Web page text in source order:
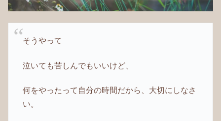
そうやって
泣いても苦しんでもいいけど、
何をやったって自分の時間だから、大切にしなさ
い。